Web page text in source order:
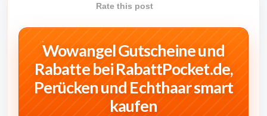
Rate this post
Wowangel Gutscheine und
Rabatte bei RabattPocket.de,
Perücken und Echthaar smart
kaufen